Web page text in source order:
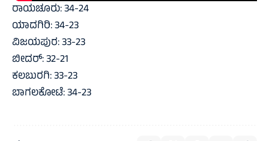
ರಾಯಚೂರು: 34-24
ಯಾದಗಿರಿ: 34-23
ವಿಜಯಪುರ: 33-23
ಬೀದರ್: 32-21
ಕಲಬುರಗಿ: 33-23
ಬಾಗಲಕೋಟೆ: 34-23